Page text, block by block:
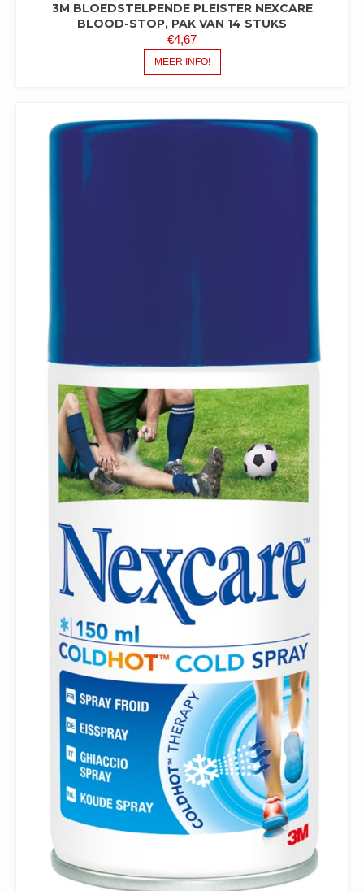
3M BLOEDSTELPENDE PLEISTER NEXCARE
BLOOD-STOP, PAK VAN 14 STUKS
€4,67
MEER INFO!